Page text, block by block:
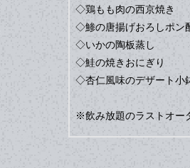
◇鶏もも肉の西京焼き
◇鯵の唐揚げおろしポン
◇いかの陶板蒸し
◇鮭の焼きおにぎり
◇杏仁風味のデザート小
※飲み放題のラストオー